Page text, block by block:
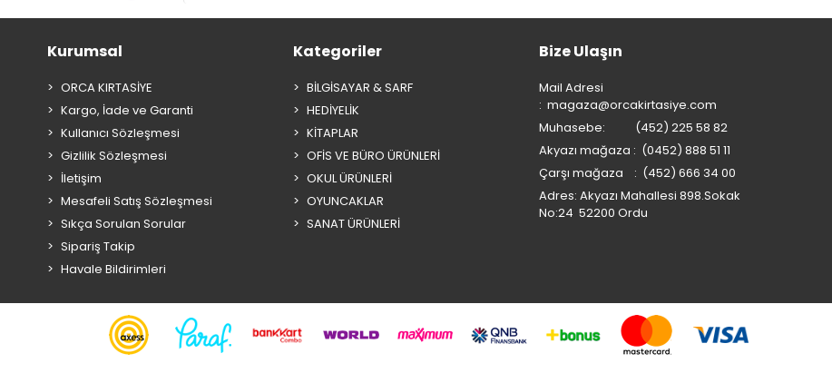
Kurumsal
ORCA KIRTASİYE
Kargo, İade ve Garanti
Kullanıcı Sözleşmesi
Gizlilik Sözleşmesi
İletişim
Mesafeli Satış Sözleşmesi
Sıkça Sorulan Sorular
Sipariş Takip
Havale Bildirimleri
Kategoriler
BİLGİSAYAR & SARF
HEDİYELİK
KİTAPLAR
OFİS VE BÜRO ÜRÜNLERİ
OKUL ÜRÜNLERİ
OYUNCAKLAR
SANAT ÜRÜNLERİ
Bize Ulaşın
Mail Adresi
: magaza@orcakirtasiye.com
Muhasebe: (452) 225 58 82
Akyazı mağaza : (0452) 888 51 11
Çarşı mağaza : (452) 666 34 00
Adres: Akyazı Mahallesi 898.Sokak
No:24 52200 Ordu